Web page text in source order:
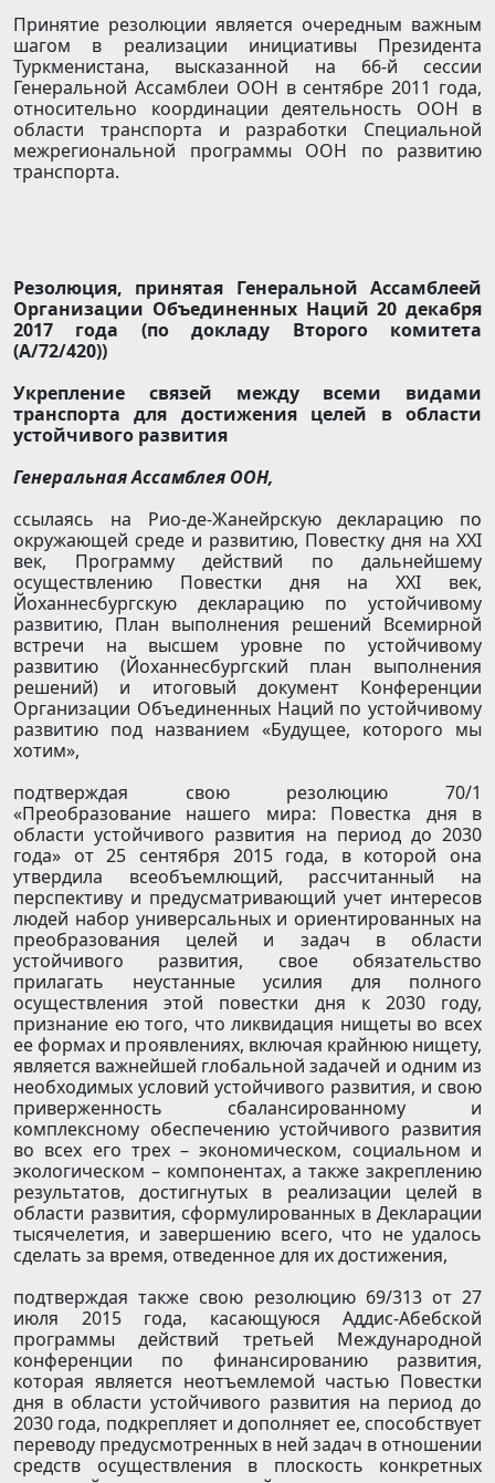
Принятие резолюции является очередным важным
шагом в реализации инициативы Президента
Туркменистана, высказанной на 66-й сессии
Генеральной Ассамблеи ООН в сентябре 2011 года,
относительно координации деятельность ООН в
области транспорта и разработки Специальной
межрегиональной программы ООН по развитию
транспорта.
Резолюция, принятая Генеральной Ассамблеей
Организации Объединенных Наций 20 декабря
2017 года (по докладу Второго комитета
(А/72/420))
Укрепление связей между всеми видами
транспорта для достижения целей в области
устойчивого развития
Генеральная Ассамблея ООН,
ссылаясь на Рио-де-Жанейрскую декларацию по
окружающей среде и развитию, Повестку дня на XXI
век, Программу действий по дальнейшему
осуществлению Повестки дня на XXI век,
Йоханнесбургскую декларацию по устойчивому
развитию, План выполнения решений Всемирной
встречи на высшем уровне по устойчивому
развитию (Йоханнесбургский план выполнения
решений) и итоговый документ Конференции
Организации Объединенных Наций по устойчивому
развитию под названием «Будущее, которого мы
хотим»,
подтверждая свою резолюцию 70/1
«Преобразование нашего мира: Повестка дня в
области устойчивого развития на период до 2030
года» от 25 сентября 2015 года, в которой она
утвердила всеобъемлющий, рассчитанный на
перспективу и предусматривающий учет интересов
людей набор универсальных и ориентированных на
преобразования целей и задач в области
устойчивого развития, свое обязательство
прилагать неустанные усилия для полного
осуществления этой повестки дня к 2030 году,
признание ею того, что ликвидация нищеты во всех
ее формах и проявлениях, включая крайнюю нищету,
является важнейшей глобальной задачей и одним из
необходимых условий устойчивого развития, и свою
приверженность сбалансированному и
комплексному обеспечению устойчивого развития
во всех его трех – экономическом, социальном и
экологическом – компонентах, а также закреплению
результатов, достигнутых в реализации целей в
области развития, сформулированных в Декларации
тысячелетия, и завершению всего, что не удалось
сделать за время, отведенное для их достижения,
подтверждая также свою резолюцию 69/313 от 27
июля 2015 года, касающуюся Аддис-Абебской
программы действий третьей Международной
конференции по финансированию развития,
которая является неотъемлемой частью Повестки
дня в области устойчивого развития на период до
2030 года, подкрепляет и дополняет ее, способствует
переводу предусмотренных в ней задач в отношении
средств осуществления в плоскость конкретных